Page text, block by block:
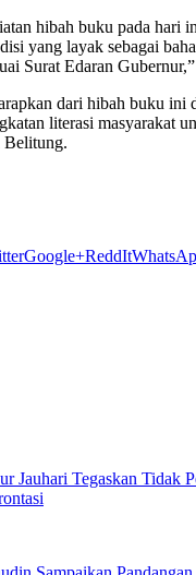
hibah buku pada hari
yang layak sebagai
Surat Edaran
dari hibah buku ini
literasi masyarakat
Belitung.
Google+ReddIt
Jauhari Tegaskan Tidak